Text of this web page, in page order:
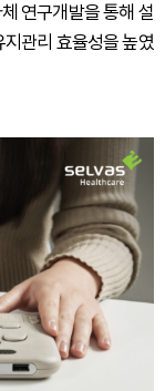
연구개발을 통해 설
지관리 효율성을 높였